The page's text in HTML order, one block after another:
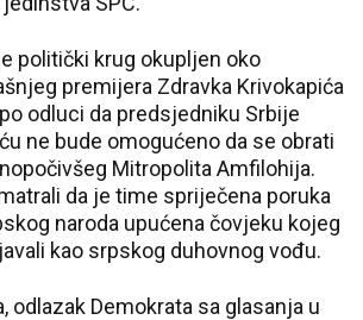
politički krug okupljen oko
premijera Zdravka Krivokapića
odluci da predsjedniku Srbije
ne bude omogućeno da se obrati
Mitropolita Amfilohija.
da je time spriječena poruka
naroda upućena čovjeku kojeg
kao srpskog duhovnog vođu.
odlazak Demokrata sa glasanja u